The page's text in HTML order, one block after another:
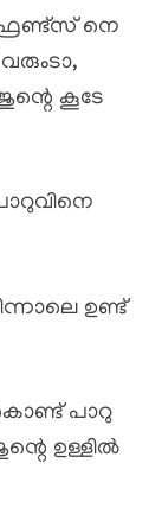
ഫ്രണ്ട്സ് നെ
കൂടേ
ഉണ്ട്
പാറു
ഉള്ളിൽ